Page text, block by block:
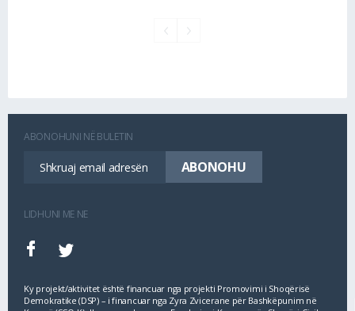
ABONOHUNI NË BULETIN
LIDHUNI ME NE
Ky projekt/aktivitet është financuar nga projekti Promovimi i Shoqërisë
Demokratike (DSP) – i financuar nga Zyra Zvicerane për Bashkëpunim në